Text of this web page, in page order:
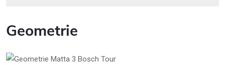
Geometrie